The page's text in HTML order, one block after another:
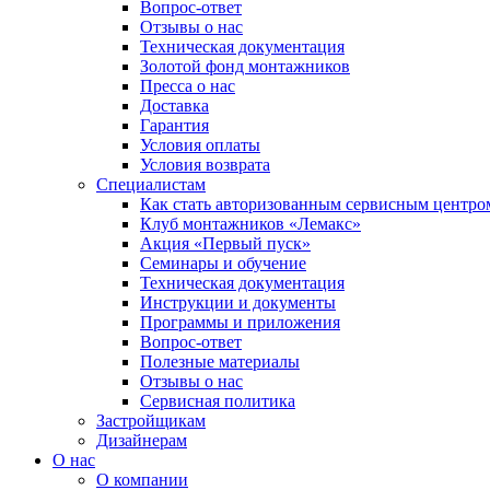
Вопрос-ответ
Отзывы о нас
Техническая документация
Золотой фонд монтажников
Пресса о нас
Доставка
Гарантия
Условия оплаты
Условия возврата
Специалистам
Как стать авторизованным сервисным
Клуб монтажников «Лемакс»
Акция «Первый пуск»
Семинары и обучение
Техническая документация
Инструкции и документы
Программы и приложения
Вопрос-ответ
Полезные материалы
Отзывы о нас
Сервисная политика
Застройщикам
Дизайнерам
О нас
О компании